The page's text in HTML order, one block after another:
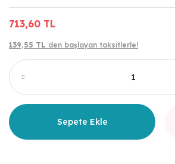
713,60 TL
139,55 TL den başlayan taksitlerle!
Sepete Ekle